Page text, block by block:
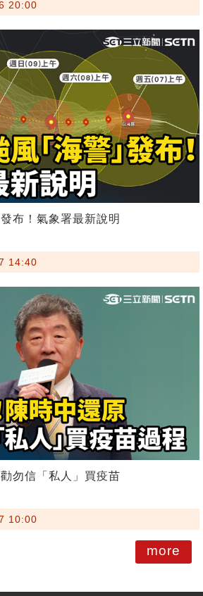
20:00
布！氣象署最新說明
14:40
勿信「私人」買疫苗
10:00
more